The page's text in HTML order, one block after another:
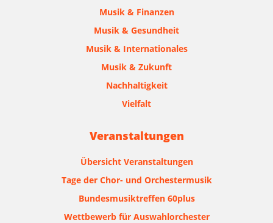
Musik & Finanzen
Musik & Gesundheit
Musik & Internationales
Musik & Zukunft
Nachhaltigkeit
Vielfalt
Veranstaltungen
Übersicht Veranstaltungen
Tage der Chor- und Orchestermusik
Bundesmusiktreffen 60plus
Wettbewerb für Auswahlorchester